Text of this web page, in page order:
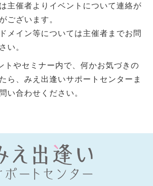
主催者よりイベントについて連絡が
ございます。
メイン等については主催者までお問
い。
トやセミナー内で、何かお気づきの
ら、みえ出逢いサポートセンターま
い合わせください。